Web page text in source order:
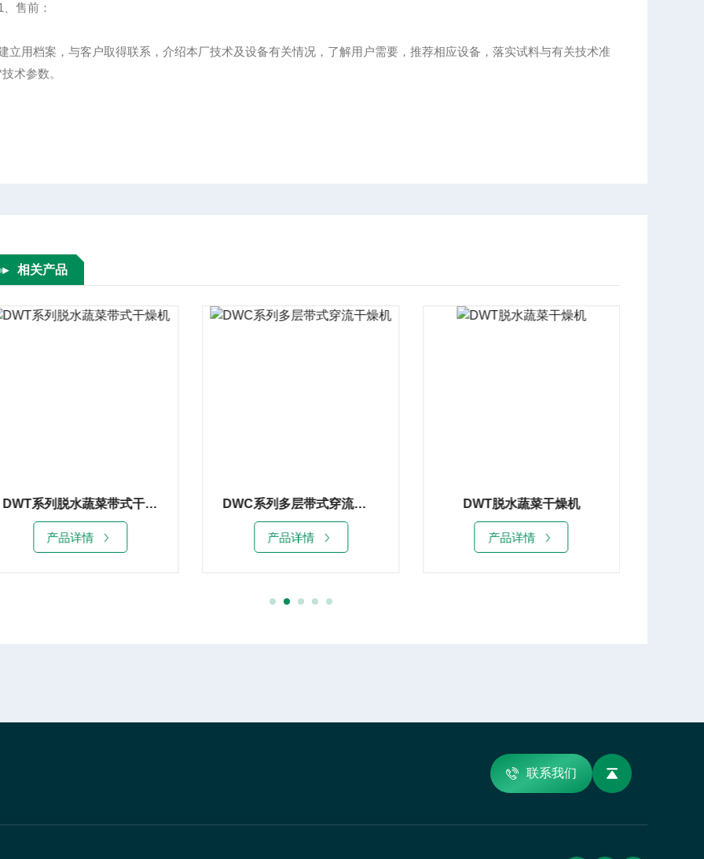
售前：
用档案，与客户取得联系，介绍本厂技术及设备有关情况，了解用户需要，推荐相应设备，落实试料与有关技术准
术参数。
相关产品
DWT系列脱水蔬菜带式干燥机
产品详情
DWC系列多层带式穿流干燥机
产品详情
DWT脱水蔬菜干燥机
产品详情
联系我们